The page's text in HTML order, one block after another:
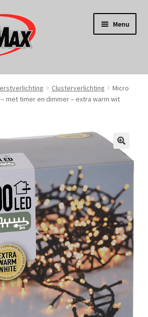
Menu
Clusterverlichting
Micro
– met timer en dimmer – extra warm wit